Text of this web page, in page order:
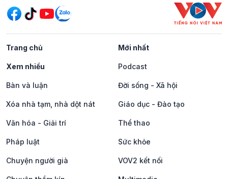
Trang chủ Mới nhất
Xem nhiều Podcast
Bàn và luận Đời sống - Xã hội
Xóa nhà tạm, nhà dột nát Giáo dục - Đào tạo
Văn hóa - Giải trí Thể thao
Pháp luật Sức khỏe
Chuyện người già VOV2 kết nối